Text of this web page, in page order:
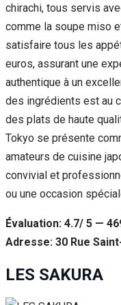
chirachi, tous servis
comme la soupe miso
satisfaire tous les
euros, assurant une
authentique à un
des ingrédients est au
des plats de haute
Tokyo se présente
amateurs de cuisine
convivial et
ou une occasion
Évaluation: 4.7/ 5 —
Adresse: 30 Rue
LES SAKURA